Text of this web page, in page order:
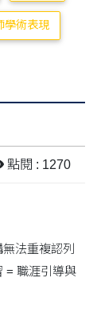
學術表現
點閱 : 1270
法重複認列
= 職涯引導與